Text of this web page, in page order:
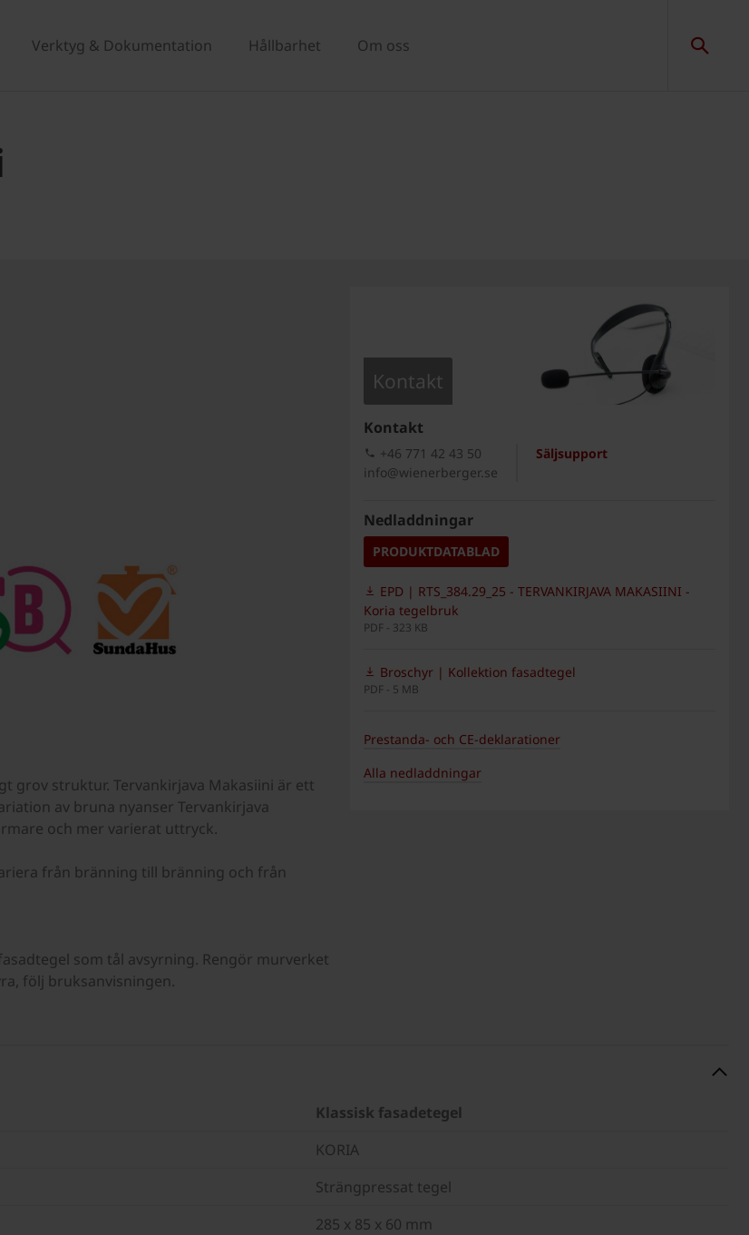
Verktyg & Dokumentation Hållbarhet Om oss
grov struktur. Tervankirjava Makasiini är ett
av bruna nyanser Tervankirjava
och mer varierat uttryck.
från bränning till bränning och från
som tål avsyrning. Rengör murverket
följ bruksanvisningen.
Kontakt
Kontakt
Säljsupport
+46 771 42 43 50
info@wienerberger.se
Nedladdningar
PRODUKTDATABLAD
EPD | RTS_384.29_25 - TERVANKIRJAVA MAKASIINI -
Koria tegelbruk
PDF - 323 KB
Broschyr | Kollektion fasadtegel
PDF - 5 MB
Prestanda- och CE-deklarationer
Alla nedladdningar
Klassisk fasadetegel
KORIA
Strängpressat tegel
285 x 85 x 60 mm